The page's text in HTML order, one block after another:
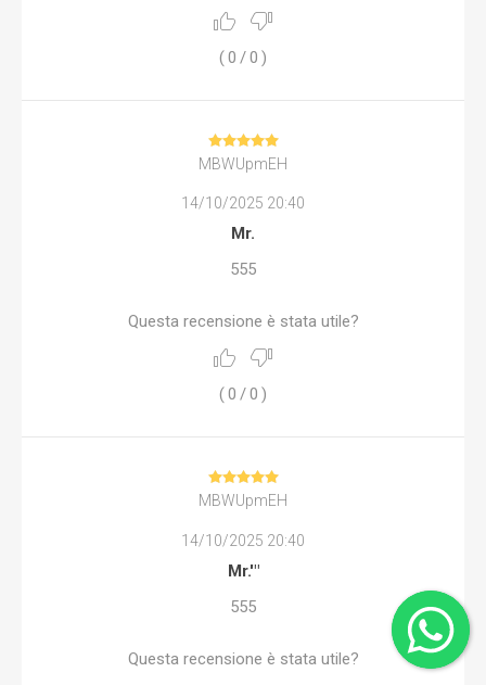
(0 /0 )
MBWUpmEH
14/10/2025 20:40
Mr.
555
Questa recensione è stata utile?
( 0 /0 )
MBWUpmEH
14/10/2025 20:40
Mr.'"
555
Questa recensione è stata utile?